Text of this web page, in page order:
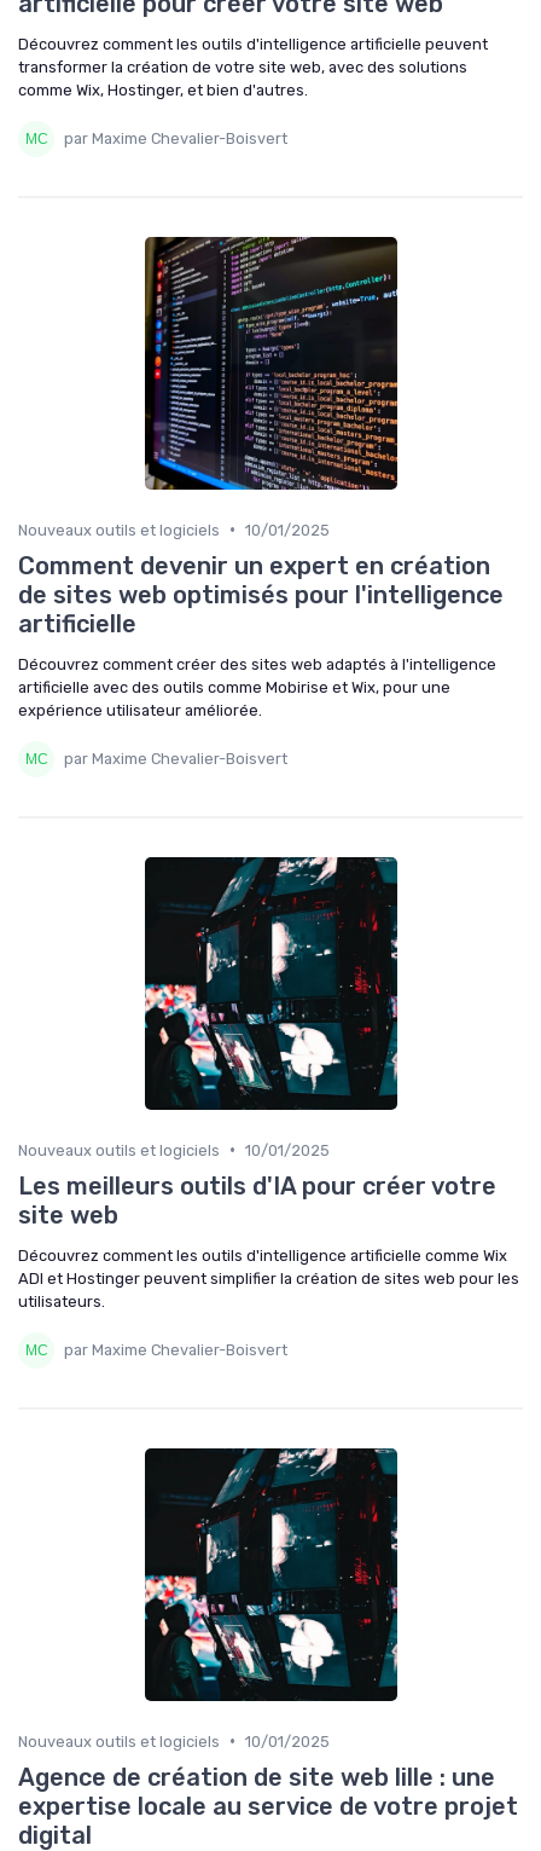
Découvrez comment les outils d'intelligence artificielle peuvent
transformer la création de votre site web, avec des solutions
comme Wix, Hostinger, et bien d'autres.
par Maxime Chevalier-Boisvert
Nouveaux outils et logiciels • 10/01/2025
Comment devenir un expert en création
de sites web optimisés pour l'intelligence
artificielle
Découvrez comment créer des sites web adaptés à l'intelligence
artificielle avec des outils comme Mobirise et Wix, pour une
expérience utilisateur améliorée.
par Maxime Chevalier-Boisvert
Nouveaux outils et logiciels • 10/01/2025
Les meilleurs outils d'IA pour créer votre
site web
Découvrez comment les outils d'intelligence artificielle comme Wix
ADI et Hostinger peuvent simplifier la création de sites web pour les
utilisateurs.
par Maxime Chevalier-Boisvert
Nouveaux outils et logiciels • 10/01/2025
Agence de création de site web lille : une
expertise locale au service de votre projet
digital